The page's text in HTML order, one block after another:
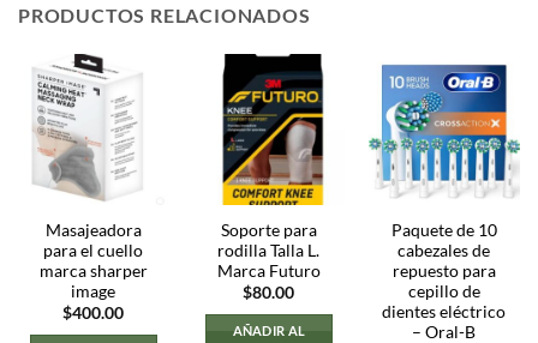
PRODUCTOS RELACIONADOS
Masajeadora
para el cuello
marca sharper
image
$400.00
Soporte para
rodilla Talla L.
Marca Futuro
$80.00
AÑADIR AL
Paquete de 10
cabezales de
repuesto para
cepillo de
dientes eléctrico
– Oral-B